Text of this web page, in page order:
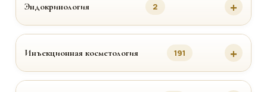
Эндокринология 2
Инъекционная косметология 191